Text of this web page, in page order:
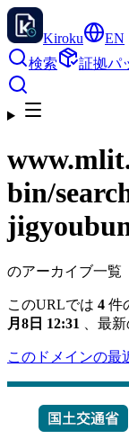
Kiroku
EN
検索
証拠パ
bin/
のアーカイブ一覧
このURLでは 4 件
月8日 12:31
、最
このドメインの最